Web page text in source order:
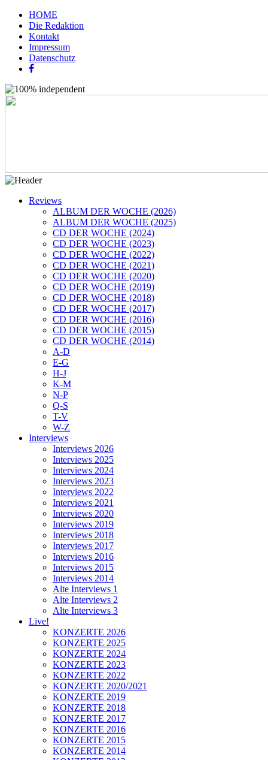
HOME
Die Redaktion
Kontakt
Impressum
Datenschutz
Reviews
ALBUM DER WOCHE (2026)
ALBUM DER WOCHE (2025)
CD DER WOCHE (2024)
CD DER WOCHE (2023)
CD DER WOCHE (2022)
CD DER WOCHE (2021)
CD DER WOCHE (2020)
CD DER WOCHE (2019)
CD DER WOCHE (2018)
CD DER WOCHE (2017)
CD DER WOCHE (2016)
CD DER WOCHE (2015)
CD DER WOCHE (2014)
A-D
E-G
H-J
K-M
N-P
Q-S
T-V
W-Z
Interviews
Interviews 2026
Interviews 2025
Interviews 2024
Interviews 2023
Interviews 2022
Interviews 2021
Interviews 2020
Interviews 2019
Interviews 2018
Interviews 2017
Interviews 2016
Interviews 2015
Interviews 2014
Alte Interviews 1
Alte Interviews 2
Alte Interviews 3
Live!
KONZERTE 2026
KONZERTE 2025
KONZERTE 2024
KONZERTE 2023
KONZERTE 2022
KONZERTE 2020/2021
KONZERTE 2019
KONZERTE 2018
KONZERTE 2017
KONZERTE 2016
KONZERTE 2015
KONZERTE 2014